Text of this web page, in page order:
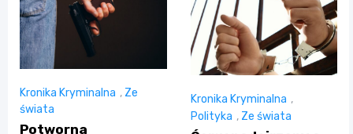
Kronika Kryminalna , Ze
świata
Potworna
Kronika Kryminalna ,
Polityka , Ze świata